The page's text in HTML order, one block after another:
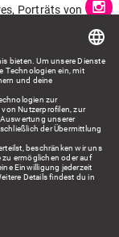
Porträts von
du Mister Spex
spannende